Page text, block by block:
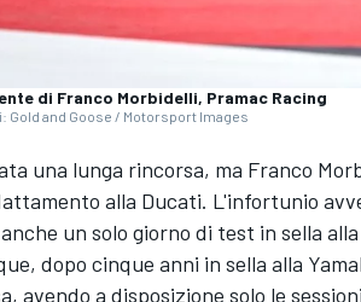
di Franco Morbidelli, Pramac Racing
Gold and Goose / Motorsport Images
una lunga rincorsa, ma Franco
alla Ducati. L'infortunio
un solo giorno di test in sella
dopo cinque anni in sella alla
avendo a disposizione solo le